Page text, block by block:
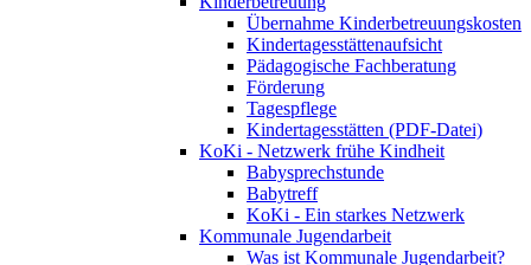
Übernahme Kinderbetreuungskosten
Kindertagesstättenaufsicht
Pädagogische Fachberatung
Förderung
Tagespflege
Kindertagesstätten (PDF-Datei)
KoKi - Netzwerk frühe Kindheit
Babysprechstunde
Babytreff
KoKi - Ein starkes Netzwerk
Kommunale Jugendarbeit
Was ist Kommunale Jugendarbeit?